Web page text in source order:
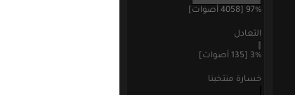
97% [4058 أصوات]
التعادل
3% [135 أصوات]
خسارة منتخبنا